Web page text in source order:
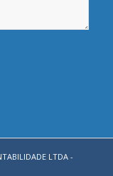
LTDA -